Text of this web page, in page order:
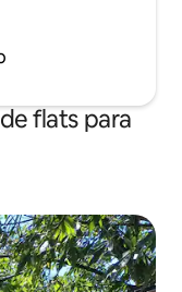
flats para